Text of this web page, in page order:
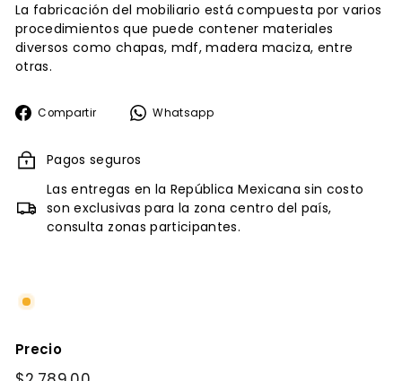
La fabricación del mobiliario está compuesta por varios
procedimientos que puede contener materiales
diversos como chapas, mdf, madera maciza, entre
otras.
Compartir
CompartirWhatsapp
Pagos seguros
Las entregas en la República Mexicana sin costo
son exclusivas para la zona centro del país,
consulta zonas participantes.
Precio
Precio